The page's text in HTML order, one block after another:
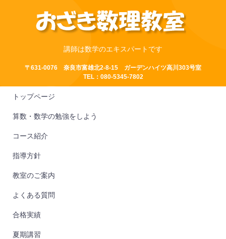
講師は数学のエキスパートです
〒631-0076 奈良市富雄北2-8-15 ガーデンハイツ高川303号室
TEL：080-5345-7802
トップページ
算数・数学の勉強をしよう
コース紹介
指導方針
教室のご案内
よくある質問
合格実績
夏期講習